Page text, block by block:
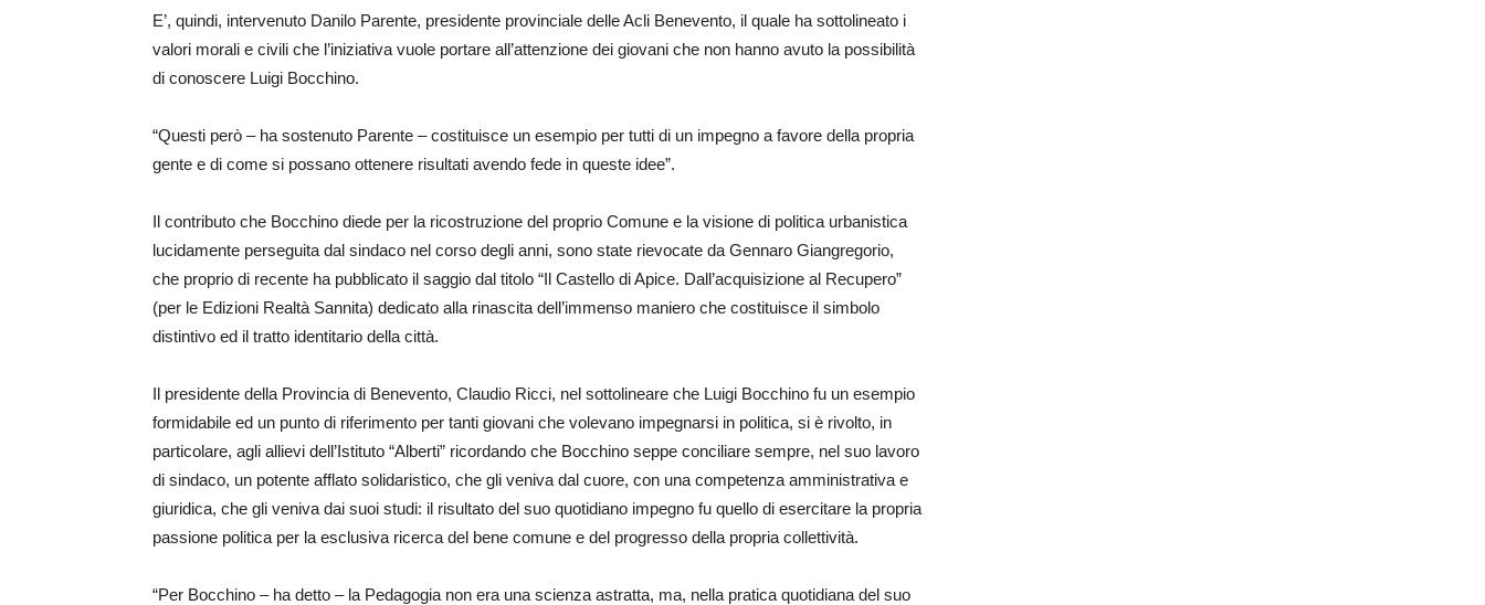
E’, quindi, intervenuto Danilo Parente, presidente provinciale delle Acli Benevento, il quale ha sottolineato i
valori morali e civili che l’iniziativa vuole portare all’attenzione dei giovani che non hanno avuto la possibilità
di conoscere Luigi Bocchino.
“Questi però – ha sostenuto Parente – costituisce un esempio per tutti di un impegno a favore della propria
gente e di come si possano ottenere risultati avendo fede in queste idee”.
Il contributo che Bocchino diede per la ricostruzione del proprio Comune e la visione di politica urbanistica
lucidamente perseguita dal sindaco nel corso degli anni, sono state rievocate da Gennaro Giangregorio,
che proprio di recente ha pubblicato il saggio dal titolo “Il Castello di Apice. Dall’acquisizione al Recupero”
(per le Edizioni Realtà Sannita) dedicato alla rinascita dell’immenso maniero che costituisce il simbolo
distintivo ed il tratto identitario della città.
Il presidente della Provincia di Benevento, Claudio Ricci, nel sottolineare che Luigi Bocchino fu un esempio
formidabile ed un punto di riferimento per tanti giovani che volevano impegnarsi in politica, si è rivolto, in
particolare, agli allievi dell’Istituto “Alberti” ricordando che Bocchino seppe conciliare sempre, nel suo lavoro
di sindaco, un potente afflato solidaristico, che gli veniva dal cuore, con una competenza amministrativa e
giuridica, che gli veniva dai suoi studi: il risultato del suo quotidiano impegno fu quello di esercitare la propria
passione politica per la esclusiva ricerca del bene comune e del progresso della propria collettività.
“Per Bocchino – ha detto – la Pedagogia non era una scienza astratta, ma, nella pratica quotidiana del suo